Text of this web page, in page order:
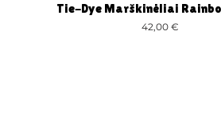
Greita peržiūra
Tie-Dye Marškinėliai
Kaina
42,00 €